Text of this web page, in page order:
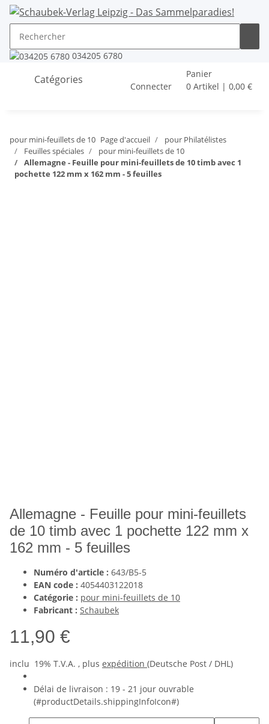
034205 6780
Catégories
Connecter
Panier
0 Artikel | 0,00 €
pour mini-feuillets de 10 Page d'accueil
pour Philatélistes
Feuilles spéciales
pour mini-feuillets de 10
Allemagne - Feuille pour mini-feuillets de 10 timb avec 1
pochette 122 mm x 162 mm - 5 feuilles
Allemagne - Feuille pour mini-feuillets
de 10 timb avec 1 pochette 122 mm x
162 mm - 5 feuilles
Numéro d'article : 643/B5-5
EAN code : 4054403122018
Catégorie : pour mini-feuillets de 10
Fabricant : Schaubek
11,90 €
inclu 19% T.V.A. , plus expédition (Deutsche Post / DHL)
Délai de livraison : 19 - 21 jour ouvrable
(#productDetails.shippingInfoIcon#)